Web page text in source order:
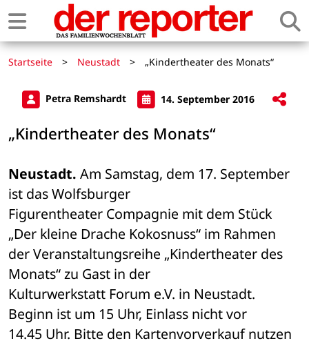
Startseite > Neustadt > „Kindertheater des Monats“
Petra Remshardt 14. September 2016
„Kindertheater des Monats“
Neustadt. Am Samstag, dem 17. September
ist das Wolfsburger
Figurentheater Compagnie mit dem Stück
„Der kleine Drache Kokosnuss“ im Rahmen
der Veranstaltungsreihe „Kindertheater des
Monats“ zu Gast in der
Kulturwerkstatt Forum e.V. in Neustadt.
Beginn ist um 15 Uhr, Einlass nicht vor
14.45 Uhr. Bitte den Kartenvorverkauf nutzen